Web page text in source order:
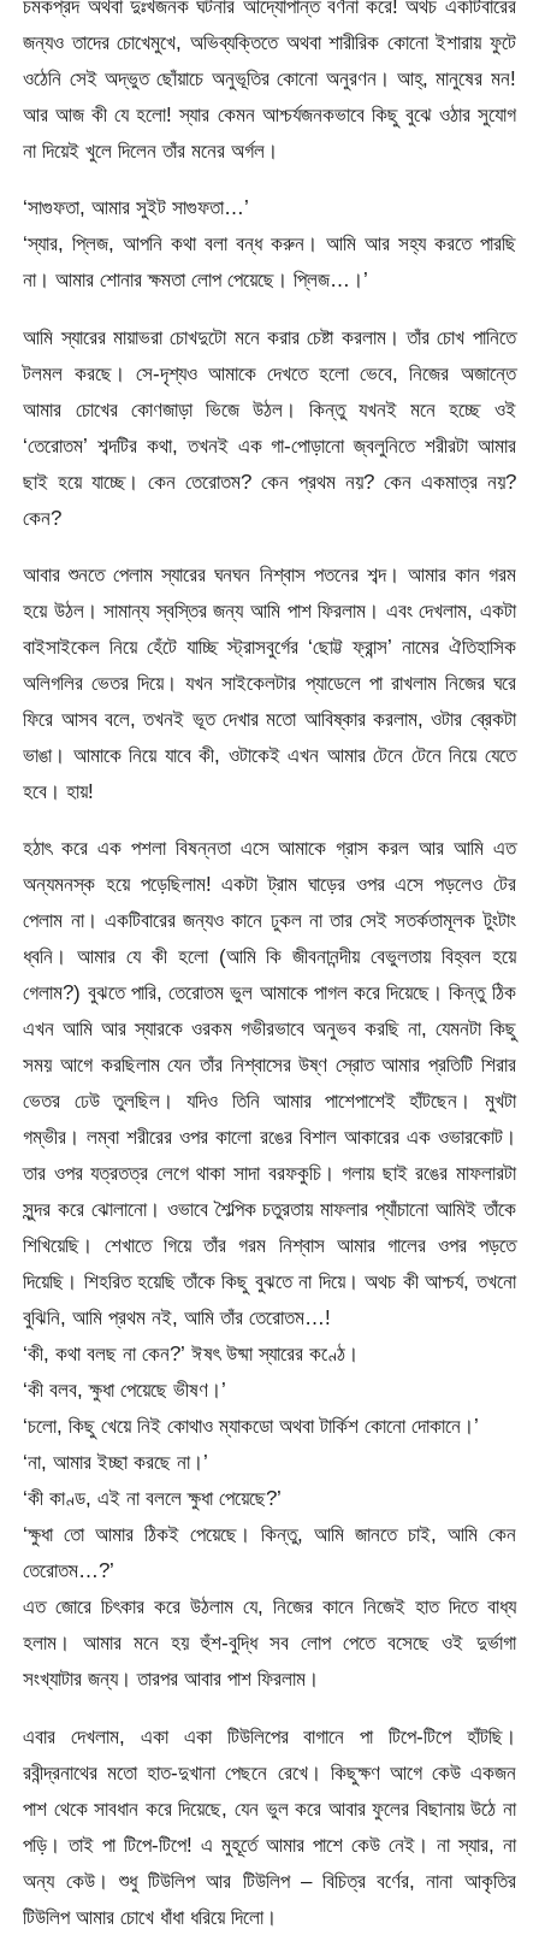
চমকপ্রদ অথবা দুঃখজনক ঘটনার আদ্যোপান্ত বর্ণনা করে! অথচ একটিবারের
জন্যও তাদের চোখেমুখে, অভিব্যক্তিতে অথবা শারীরিক কোনো ইশারায় ফুটে
ওঠেনি সেই অদ্ভুত ছোঁয়াচে অনুভূতির কোনো অনুরণন। আহ্, মানুষের মন!
আর আজ কী যে হলো! স্যার কেমন আশ্চর্যজনকভাবে কিছু বুঝে ওঠার সুযোগ
না দিয়েই খুলে দিলেন তাঁর মনের অর্গল।
‘সাগুফতা, আমার সুইট সাগুফতা…’
‘স্যার, প্লিজ, আপনি কথা বলা বন্ধ করুন। আমি আর সহ্য করতে পারছি
না। আমার শোনার ক্ষমতা লোপ পেয়েছে। প্লিজ…।’
আমি স্যারের মায়াভরা চোখদুটো মনে করার চেষ্টা করলাম। তাঁর চোখ পানিতে
টলমল করছে। সে-দৃশ্যও আমাকে দেখতে হলো ভেবে, নিজের অজান্তে
আমার চোখের কোণজাড়া ভিজে উঠল। কিন্তু যখনই মনে হচ্ছে ওই
‘তেরোতম’ শব্দটির কথা, তখনই এক গা-পোড়ানো জ্বলুনিতে শরীরটা আমার
ছাই হয়ে যাচ্ছে। কেন তেরোতম? কেন প্রথম নয়? কেন একমাত্র নয়?
কেন?
আবার শুনতে পেলাম স্যারের ঘনঘন নিশ্বাস পতনের শব্দ। আমার কান গরম
হয়ে উঠল। সামান্য স্বস্তির জন্য আমি পাশ ফিরলাম। এবং দেখলাম, একটা
বাইসাইকেল নিয়ে হেঁটে যাচ্ছি স্ট্রাসবুর্গের ‘ছোট্ট ফ্রান্স’ নামের ঐতিহাসিক
অলিগলির ভেতর দিয়ে। যখন সাইকেলটার প্যাডেলে পা রাখলাম নিজের ঘরে
ফিরে আসব বলে, তখনই ভূত দেখার মতো আবিষ্কার করলাম, ওটার ব্রেকটা
ভাঙা। আমাকে নিয়ে যাবে কী, ওটাকেই এখন আমার টেনে টেনে নিয়ে যেতে
হবে। হায়!
হঠাৎ করে এক পশলা বিষন্নতা এসে আমাকে গ্রাস করল আর আমি এত
অন্যমনস্ক হয়ে পড়েছিলাম! একটা ট্রাম ঘাড়ের ওপর এসে পড়লেও টের
পেলাম না। একটিবারের জন্যও কানে ঢুকল না তার সেই সতর্কতামূলক টুংটাং
ধ্বনি। আমার যে কী হলো (আমি কি জীবনানন্দীয় বেভুলতায় বিহ্বল হয়ে
গেলাম?) বুঝতে পারি, তেরোতম ভুল আমাকে পাগল করে দিয়েছে। কিন্তু ঠিক
এখন আমি আর স্যারকে ওরকম গভীরভাবে অনুভব করছি না, যেমনটা কিছু
সময় আগে করছিলাম যেন তাঁর নিশ্বাসের উষ্ণ স্রোত আমার প্রতিটি শিরার
ভেতর ঢেউ তুলছিল। যদিও তিনি আমার পাশেপাশেই হাঁটছেন। মুখটা
গম্ভীর। লম্বা শরীরের ওপর কালো রঙের বিশাল আকারের এক ওভারকোট।
তার ওপর যত্রতত্র লেগে থাকা সাদা বরফকুচি। গলায় ছাই রঙের মাফলারটা
সুন্দর করে ঝোলানো। ওভাবে শৈল্পিক চতুরতায় মাফলার প্যাঁচানো আমিই তাঁকে
শিখিয়েছি। শেখাতে গিয়ে তাঁর গরম নিশ্বাস আমার গালের ওপর পড়তে
দিয়েছি। শিহরিত হয়েছি তাঁকে কিছু বুঝতে না দিয়ে। অথচ কী আশ্চর্য, তখনো
বুঝিনি, আমি প্রথম নই, আমি তাঁর তেরোতম…!
‘কী, কথা বলছ না কেন?’ ঈষৎ উষ্মা স্যারের কণ্ঠে।
‘কী বলব, ক্ষুধা পেয়েছে ভীষণ।’
‘চলো, কিছু খেয়ে নিই কোথাও ম্যাকডো অথবা টার্কিশ কোনো দোকানে।’
‘না, আমার ইচ্ছা করছে না।’
‘কী কাণ্ড, এই না বললে ক্ষুধা পেয়েছে?’
‘ক্ষুধা তো আমার ঠিকই পেয়েছে। কিন্তু, আমি জানতে চাই, আমি কেন
তেরোতম…?’
এত জোরে চিৎকার করে উঠলাম যে, নিজের কানে নিজেই হাত দিতে বাধ্য
হলাম। আমার মনে হয় হুঁশ-বুদ্ধি সব লোপ পেতে বসেছে ওই দুর্ভাগা
সংখ্যাটার জন্য। তারপর আবার পাশ ফিরলাম।
এবার দেখলাম, একা একা টিউলিপের বাগানে পা টিপে-টিপে হাঁটছি।
রবীন্দ্রনাথের মতো হাত-দুখানা পেছনে রেখে। কিছুক্ষণ আগে কেউ একজন
পাশ থেকে সাবধান করে দিয়েছে, যেন ভুল করে আবার ফুলের বিছানায় উঠে না
পড়ি। তাই পা টিপে-টিপে! এ মুহূর্তে আমার পাশে কেউ নেই। না স্যার, না
অন্য কেউ। শুধু টিউলিপ আর টিউলিপ – বিচিত্র বর্ণের, নানা আকৃতির
টিউলিপ আমার চোখে ধাঁধা ধরিয়ে দিলো।